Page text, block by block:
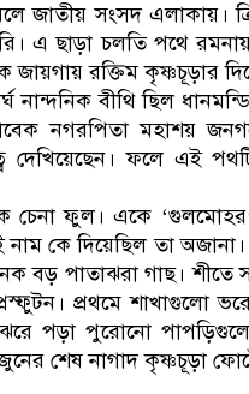
জাতীয় সংসদ এলাকায়।
এ ছাড়া চলতি পথে
জায়গায় রক্তিম কৃষ্ণচূড়ার
নান্দনিক বীথি ছিল
নগরপিতা মহাশয়
ফলে এই
চেনা ফুল। একে
নাম কে দিয়েছিল তা
বড় পাতাঝরা গাছ। শীতে
প্রথমে শাখাগুলো
পড়া পুরোনো
শেষ নাগাদ কৃষ্ণচূড়া